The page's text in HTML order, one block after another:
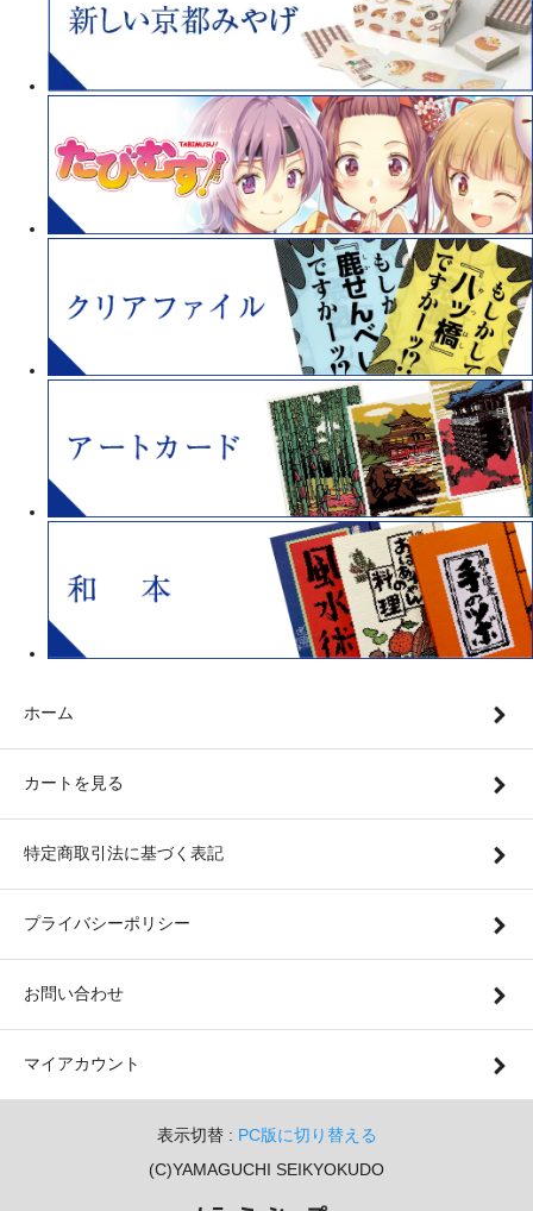
ホーム
カートを見る
特定商取引法に基づく表記
プライバシーポリシー
お問い合わせ
マイアカウント
表示切替 : PC版に切り替える
(C)YAMAGUCHI SEIKYOKUDO